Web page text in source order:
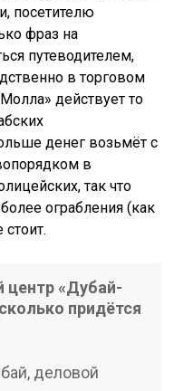
посетителю
фраз на
путеводителем,
в торговом
действует то
денег возьмёт с
в
так что
ограбления (как
центр «Дубай-
придётся
деловой